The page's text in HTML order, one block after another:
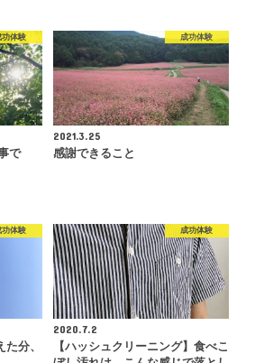
功体験
で
成功体験
2021.3.25
感謝できること
功体験
分、
成功体験
2020.7.2
【ハッシュクリーニング】食べこ